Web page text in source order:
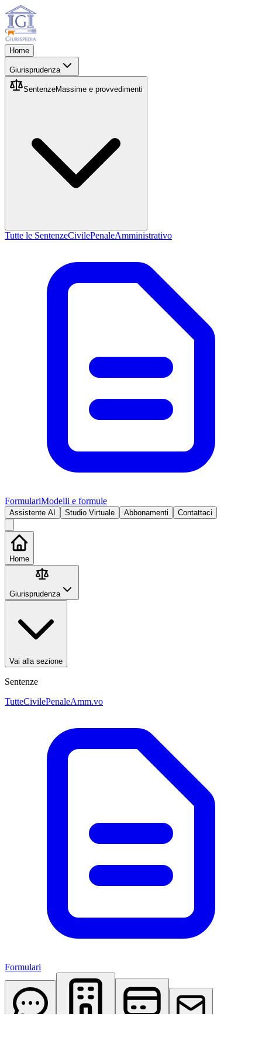
Home
Giurisprudenza
SentenzeMassime e provvedimenti
Tutte le SentenzeCivilePenaleAmministrativo
FormulariModelli e formule
Assistente AI Studio Virtuale Abbonamenti Contattaci
Home
Giurisprudenza
Vai alla sezione
Sentenze
TutteCivilePenaleAmm.vo
Formulari